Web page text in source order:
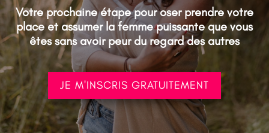
Votre prochaine étape pour oser prendre votre
place et assumer la femme puissante que vous
êtes sans avoir peur du regard des autres
JE M'INSCRIS GRATUITEMENT